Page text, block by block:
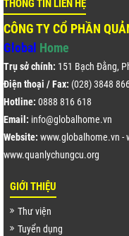
THÔNG TIN LIÊN HỆ
CÔNG TY CỔ PHẦN
Global Home
Trụ sở chính: 151 Bạch Đằng,
Điện thoại / Fax: (028) 3848
Hotline: 0888 816 618
Email: info@globalhome.vn
Website: www.globalhome.vn -
www.quanlychungcu.org
GIỚI THIỆU
Thư viện
Tuyển dụng